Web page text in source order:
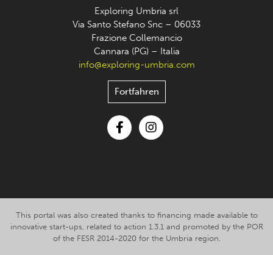
Exploring Umbria srl
Via Santo Stefano Snc – 06033
Frazione Collemancio
Cannara (PG) – Italia
info@exploring-umbria.com
Fortfahren
This portal was also created thanks to financing made available to
innovative start-ups, related to action 1.3.1 and promoted by the POR
of the FESR 2014-2020 for the Umbria region.